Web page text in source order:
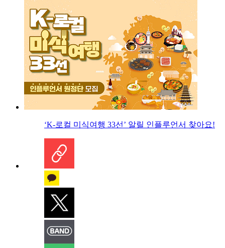
‘K-로컬 미식여행 33선’ 알릴 인플루언서 찾아요!